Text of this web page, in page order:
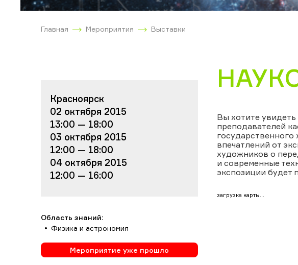
Главная Мероприятия Выставки
Красноярск
02 октября 2015
13:00 — 18:00
03 октября 2015
12:00 — 18:00
04 октября 2015
12:00 — 16:00
Область знаний:
Физика и астрономия
Мероприятие уже прошло
Вы хотите
преподавателей
впечатлений от
художников о
и современные
экспозиции будет
загрузка карты...